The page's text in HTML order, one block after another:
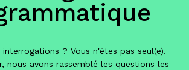
interrogations ? Vous n'êtes pas seul(e).
nous avons rassemblé les questions les